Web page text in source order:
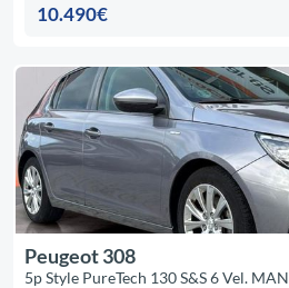
10.490€
Peugeot 308
5p Style PureTech 130 S&S 6 Vel. MAN